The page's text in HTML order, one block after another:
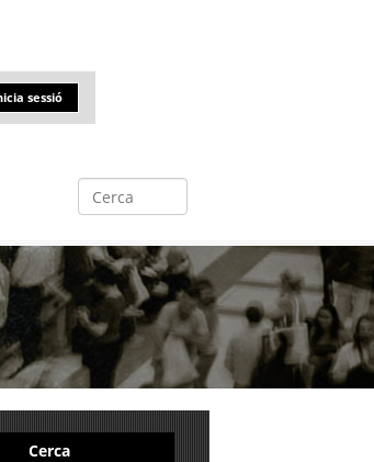
sessió
Cerca